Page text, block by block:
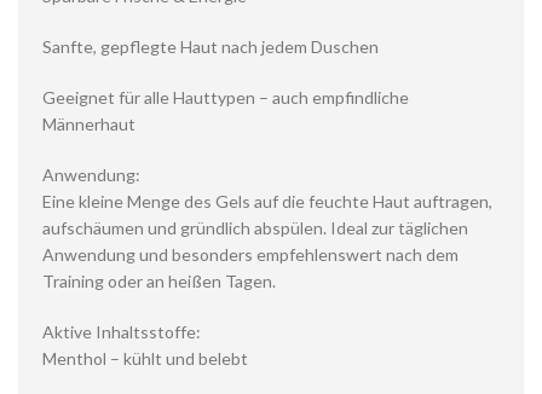
Sanfte, gepflegte Haut nach jedem Duschen
Geeignet für alle Hauttypen – auch empfindliche
Männerhaut
Anwendung:
Eine kleine Menge des Gels auf die feuchte Haut auftragen,
aufschäumen und gründlich abspülen. Ideal zur täglichen
Anwendung und besonders empfehlenswert nach dem
Training oder an heißen Tagen.
Aktive Inhaltsstoffe:
Menthol – kühlt und belebt